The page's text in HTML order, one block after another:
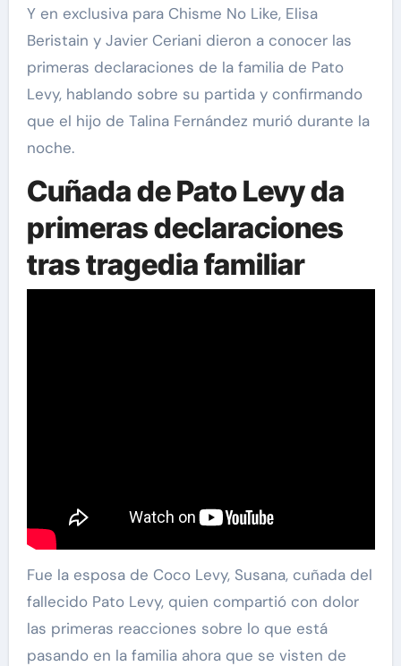
Y en exclusiva para Chisme No Like, Elisa
Beristain y Javier Ceriani dieron a conocer las
primeras declaraciones de la familia de Pato
Levy, hablando sobre su partida y confirmando
que el hijo de Talina Fernández murió durante la
noche.
Cuñada de Pato Levy da
primeras declaraciones
tras tragedia familiar
Fue la esposa de Coco Levy, Susana, cuñada del
fallecido Pato Levy, quien compartió con dolor
las primeras reacciones sobre lo que está
pasando en la familia ahora que se visten de